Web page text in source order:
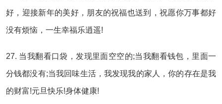
好，迎接新年的美好，朋友的祝福也送到，祝愿你万事都好
没有烦恼，一生幸福乐逍遥!
27. 当我翻看口袋，发现里面空空的;当我翻看钱包，里面一
分钱都没有;当我回味生活，我发现我的家人，你的存在是我
的财富!元旦快乐!身体健康!